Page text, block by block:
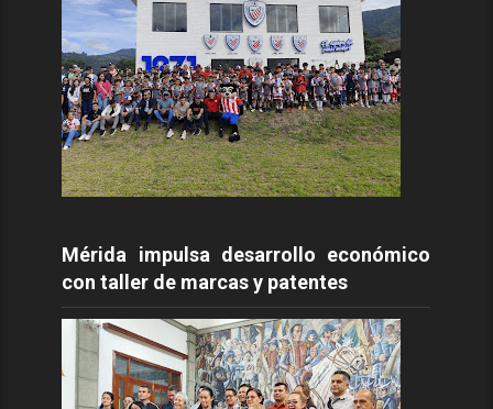
Mérida impulsa desarrollo económico
con taller de marcas y patentes